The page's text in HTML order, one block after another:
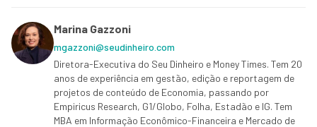
Marina Gazzoni
mgazzoni@seudinheiro.com
Diretora-Executiva do Seu Dinheiro e Money Times. Tem 20
anos de experiência em gestão, edição e reportagem de
projetos de conteúdo de Economia, passando por
Empiricus Research, G1/Globo, Folha, Estadão e IG. Tem
MBA em Informação Econômico-Financeira e Mercado de